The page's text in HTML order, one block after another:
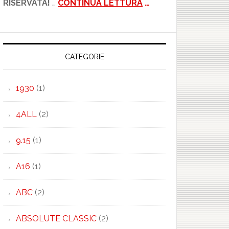
RISERVATA!…CONTINUA LETTURA…
CATEGORIE
1930(1)
4ALL(2)
9.15(1)
A16(1)
ABC(2)
ABSOLUTE CLASSIC(2)